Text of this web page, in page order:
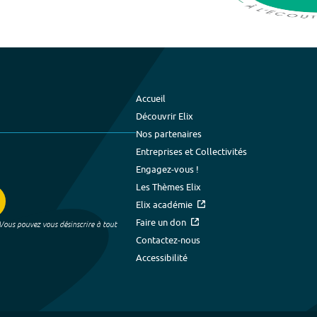
pouvez vous désinscrire à tout
Accueil
Découvrir Elix
Nos partenaires
Entreprises et Collectivités
Engagez-vous !
Les Thèmes Elix
Elix académie
Faire un don
Contactez-nous
Accessibilité